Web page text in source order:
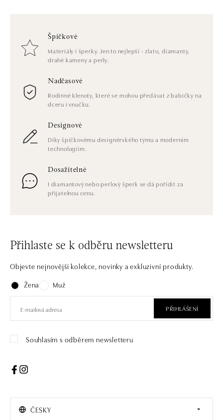
Špičkové
Materiály i šperky. Jen to nejlepší - zlato, diamanty,
drahé kameny a perly.
Nadčasové
Rodinné klenoty, které se mohou předávat z babičky na
dceru i vnučku.
Designové
Díky špičkovému designérského týmu a moderním
technologiím.
Dosažitelné
I diamantový nebo perlový šperk se dá pořídit za
přijatelnou cenu.
Přihlaste se k odběru newsletteru
Objevte nejnovější kolekce, novinky a exkluzivní produkty.
Žena
Muž
PŘIHLÁŠENÍ
Souhlasím s odběrem newsletteru
ČESKY